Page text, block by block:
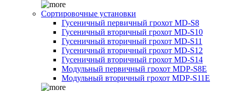
Сортировочные установки
Гусеничный первичный грохот MD-S8
Гусеничный вторичный грохот MD-S10
Гусеничный вторичный грохот MD-S11
Гусеничный вторичный грохот MD-S12
Гусеничный вторичный грохот MD-S14
Модульный первичный грохот MDP-S8E
Модульный вторичный грохот MDP-S11E